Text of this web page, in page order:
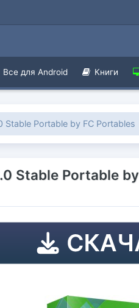
Все для Android Книги
Stable Portable by FC Portables
Stable Portable